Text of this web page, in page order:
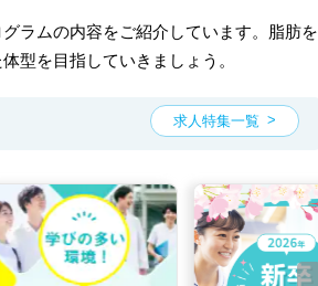
ラムの内容をご紹介しています。脂肪を
型を目指していきましょう。
求人特集一覧